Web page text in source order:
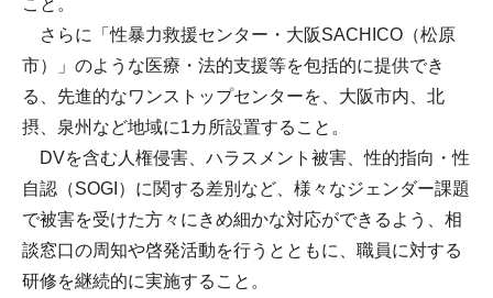
こと。
さらに「性暴力救援センター・大阪SACHICO（松原
市）」のような医療・法的支援等を包括的に提供でき
る、先進的なワンストップセンターを、大阪市内、北
摂、泉州など地域に1カ所設置すること。
DVを含む人権侵害、ハラスメント被害、性的指向・性
自認（SOGI）に関する差別など、様々なジェンダー課題
で被害を受けた方々にきめ細かな対応ができるよう、相
談窓口の周知や啓発活動を行うとともに、職員に対する
研修を継続的に実施すること。